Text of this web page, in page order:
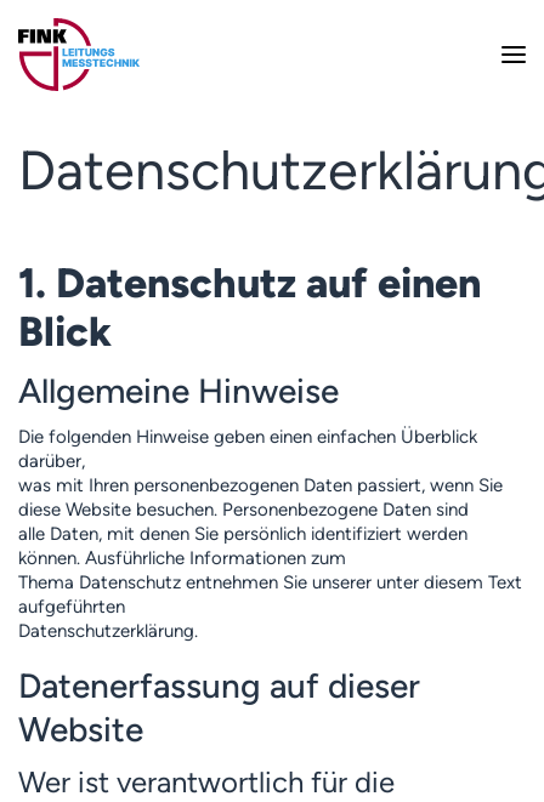
1. Datenschutz auf einen
Blick
Allgemeine Hinweise
Die folgenden Hinweise geben einen einfachen Überblick
darüber,
was mit Ihren personenbezogenen Daten passiert, wenn Sie
diese Website besuchen. Personenbezogene Daten sind
alle Daten, mit denen Sie persönlich identifiziert werden
können. Ausführliche Informationen zum
Thema Datenschutz entnehmen Sie unserer unter diesem Text
aufgeführten
Datenschutzerklärung.
Datenerfassung auf dieser
Website
Wer ist verantwortlich für die